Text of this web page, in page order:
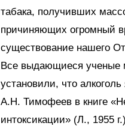
табака, получивших
причиняющих огромный
существование нашего
Все выдающиеся ученые
установили, что
А.Н. Тимофеев в книге
интоксикации» (Л., 1955